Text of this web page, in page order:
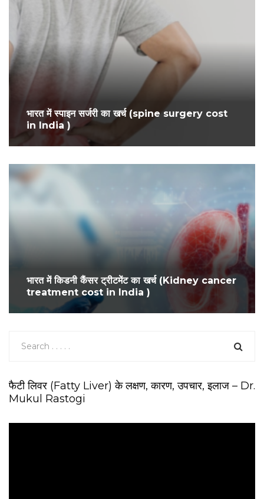
भारत में स्पाइन सर्जरी का खर्च (spine surgery cost
in India )
भारत में किडनी कैंसर ट्रीटमेंट का खर्च (Kidney cancer
treatment cost in India )
फैटी लिवर (Fatty Liver) के लक्षण, कारण, उपचार, इलाज – Dr.
Mukul Rastogi